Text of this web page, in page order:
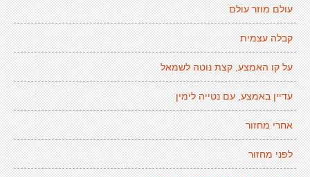
עולם מוזר עולם
קבלה עצמית
על קו האמצע, קצת נוטה לשמאל
עדיין באמצע, עם נטייה לימין
אחרי מחזור
לפני מחזור